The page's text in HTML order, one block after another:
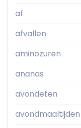
af
afvallen
aminozuren
ananas
avondeten
avondmaaltijden